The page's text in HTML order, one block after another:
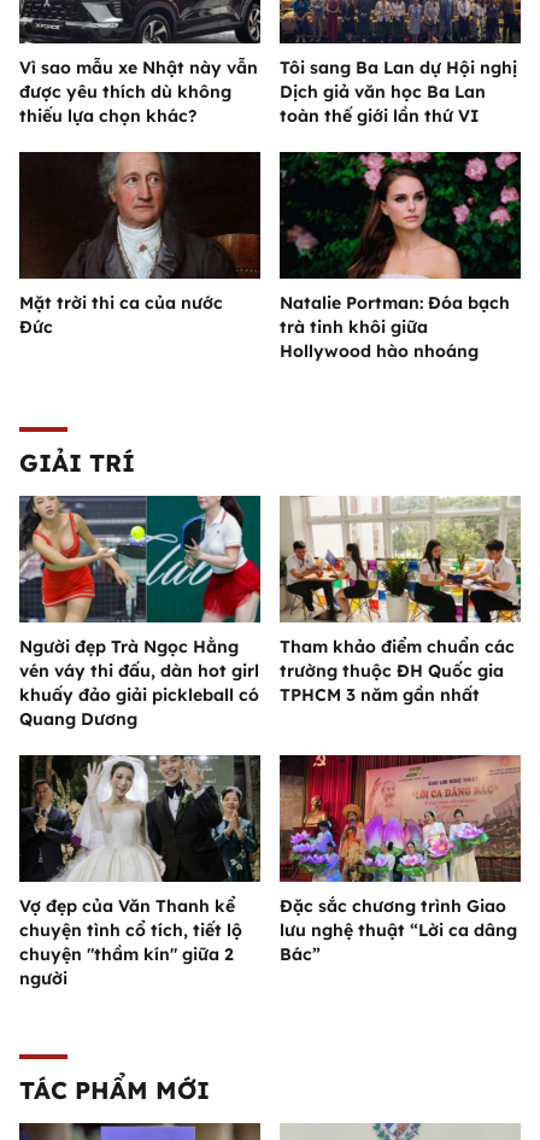
Vì sao mẫu xe Nhật này vẫn
được yêu thích dù không
thiếu lựa chọn khác?
Tôi sang Ba Lan dự Hội nghị
Dịch giả văn học Ba Lan
toàn thế giới lần thứ VI
Mặt trời thi ca của nước
Đức
Natalie Portman: Đóa bạch
trà tinh khôi giữa
Hollywood hào nhoáng
GIẢI TRÍ
Người đẹp Trà Ngọc Hằng
vén váy thi đấu, dàn hot girl
khuấy đảo giải pickleball có
Quang Dương
Tham khảo điểm chuẩn các
trường thuộc ĐH Quốc gia
TPHCM 3 năm gần nhất
Vợ đẹp của Văn Thanh kể
chuyện tình cổ tích, tiết lộ
chuyện "thầm kín" giữa 2
người
Đặc sắc chương trình Giao
lưu nghệ thuật “Lời ca dâng
Bác”
TÁC PHẨM MỚI